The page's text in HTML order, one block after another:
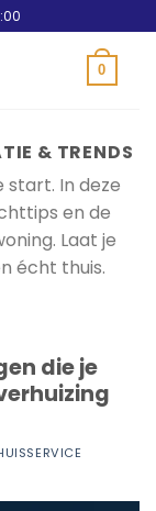
0
& TRENDS
start. In deze
en de
Laat je
écht thuis.
die je